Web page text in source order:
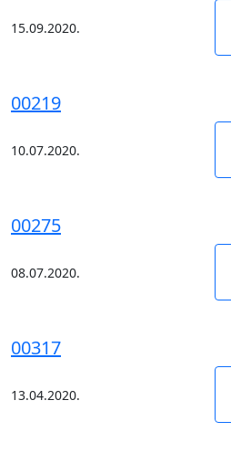
15.09.2020.
00219
10.07.2020.
00275
08.07.2020.
00317
13.04.2020.